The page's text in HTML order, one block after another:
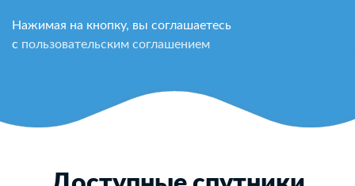
Нажимая на кнопку, вы соглашаетесь
с пользовательским соглашением